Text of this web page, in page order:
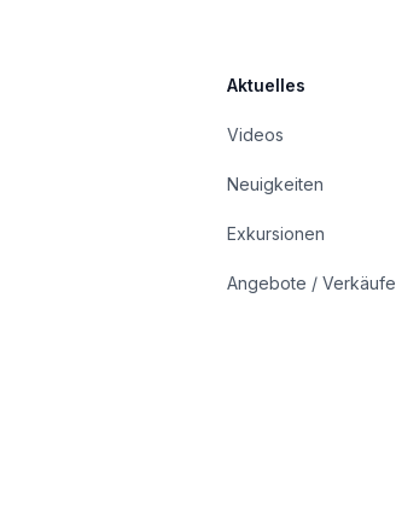
Aktuelles
Videos
Neuigkeiten
Exkursionen
Angebote / Verkäufe